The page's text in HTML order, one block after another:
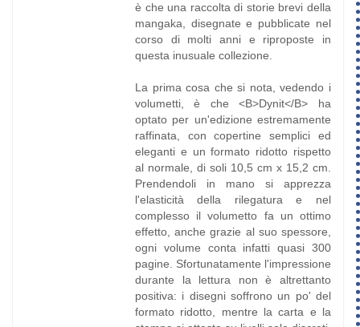
è che una raccolta di storie brevi della
mangaka, disegnate e pubblicate nel
corso di molti anni e riproposte in
questa inusuale collezione.
La prima cosa che si nota, vedendo i
volumetti, è che <B>Dynit</B> ha
optato per un'edizione estremamente
raffinata, con copertine semplici ed
eleganti e un formato ridotto rispetto
al normale, di soli 10,5 cm x 15,2 cm.
Prendendoli in mano si apprezza
l'elasticità della rilegatura e nel
complesso il volumetto fa un ottimo
effetto, anche grazie al suo spessore,
ogni volume conta infatti quasi 300
pagine. Sfortunatamente l'impressione
durante la lettura non è altrettanto
positiva: i disegni soffrono un po' del
formato ridotto, mentre la carta e la